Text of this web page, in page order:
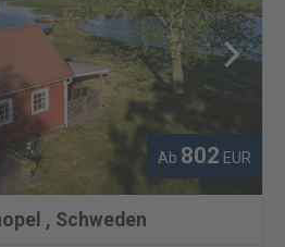
Ab 802 EUR
, Schweden